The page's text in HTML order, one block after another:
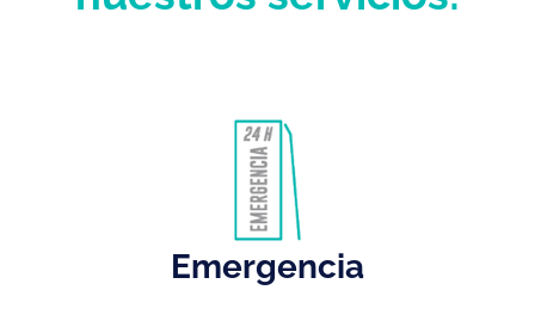
Emergencia